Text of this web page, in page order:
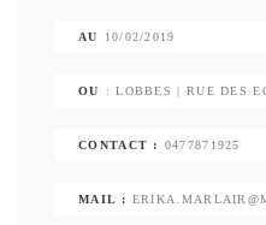
AU 10/02/2019
OU : LOBBES | RUE DES
CONTACT : 0477871925
MAIL :